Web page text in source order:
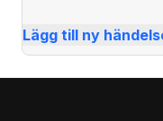
Lägg till ny